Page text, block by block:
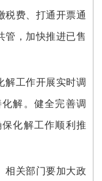
税费、打通开票通
管，加快推进已售
解工作开展实时调
解。健全完善调
保化解工作顺利推
、相关部门要加大政